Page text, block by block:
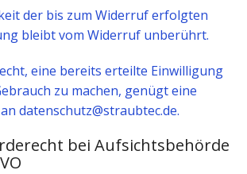
der bis zum Widerruf erfolgten
bleibt vom Widerruf unberührt.
eine bereits erteilte Einwilligung
zu machen, genügt eine
datenschutz@straubtec.de.
bei Aufsichtsbehörde